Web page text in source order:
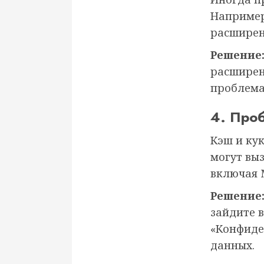
Решение:
4.
Кэш и
могут
включая
Решение:
зайдите
данных.